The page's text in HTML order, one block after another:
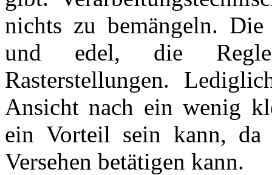
nichts zu bemängeln.
und edel, die
Rasterstellungen.
Ansicht nach ein wenig
ein Vorteil sein kann,
Versehen betätigen kann.